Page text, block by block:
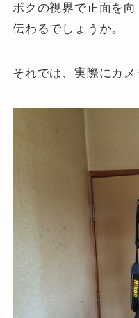
ボクの視界で正面を
伝わるでしょうか。
それでは、実際にカメ